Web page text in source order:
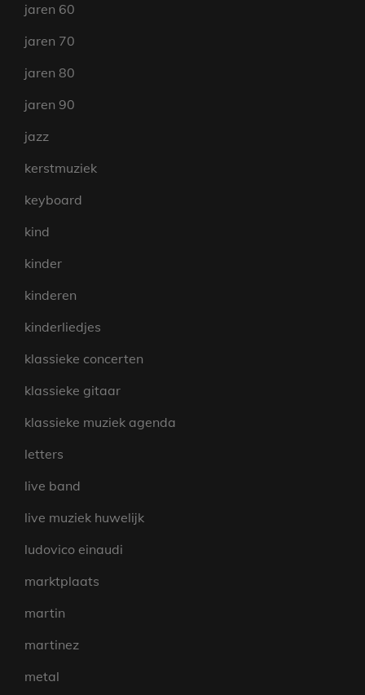
jaren 60
jaren 70
jaren 80
jaren 90
jazz
kerstmuziek
keyboard
kind
kinder
kinderen
kinderliedjes
klassieke concerten
klassieke gitaar
klassieke muziek agenda
letters
live band
live muziek huwelijk
ludovico einaudi
marktplaats
martin
martinez
metal